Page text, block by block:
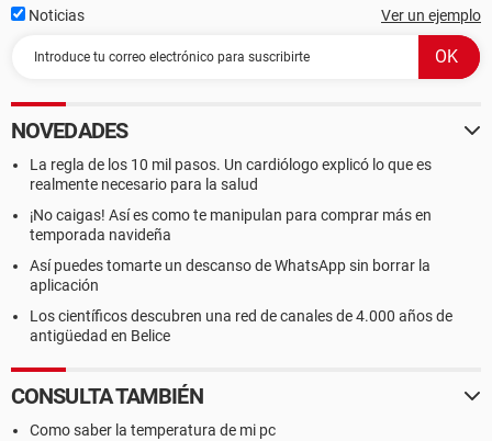
Noticias Ver un ejemplo
NOVEDADES
La regla de los 10 mil pasos. Un cardiólogo explicó lo que es
realmente necesario para la salud
¡No caigas! Así es como te manipulan para comprar más en
temporada navideña
Así puedes tomarte un descanso de WhatsApp sin borrar la
aplicación
Los científicos descubren una red de canales de 4.000 años de
antigüedad en Belice
CONSULTA TAMBIÉN
Como saber la temperatura de mi pc